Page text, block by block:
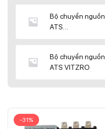
Bộ chuyển nguồn
ATS
Bộ chuyển nguồn
ATS VITZRO
-31%